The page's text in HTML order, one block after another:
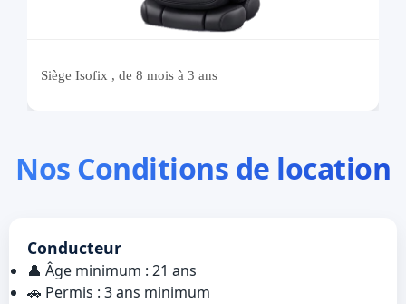
Nos Conditions de location
Conducteur
👤 Âge minimum : 21 ans
🚗 Permis : 3 ans minimum